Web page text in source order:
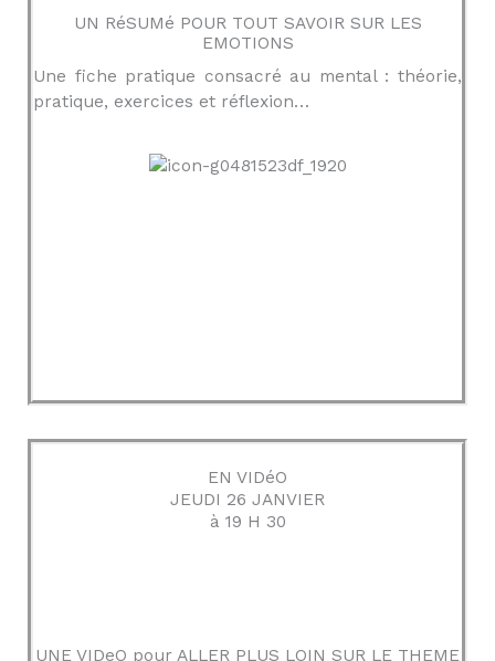
UN RéSUMé POUR TOUT SAVOIR SUR LES
EMOTIONS
Une fiche pratique consacré au mental : théorie,
pratique, exercices et réflexion…
EN VIDéO
JEUDI 26 JANVIER
à 19 H 30
UNE VIDeO pour ALLER PLUS LOIN SUR LE THEME